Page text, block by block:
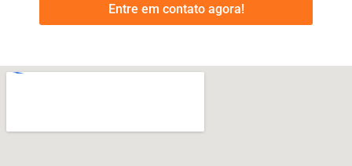
Entre em contato agora!